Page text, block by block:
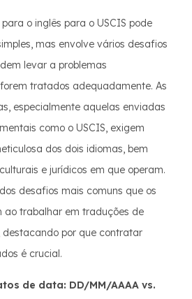
o inglês para o USCIS pode
mas envolve vários desafios
levar a problemas
tratados adequadamente. As
especialmente aquelas enviadas
como o USCIS, exigem
dos dois idiomas, bem
e jurídicos em que operam.
desafios mais comuns que os
ao trabalhar em traduções de
destacando por que contratar
é crucial.
de data: DD/MM/AAAA vs.